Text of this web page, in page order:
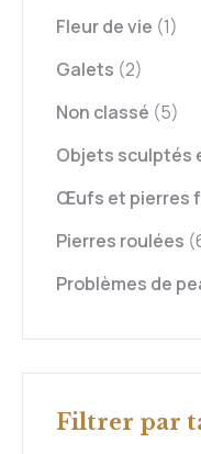
Fleur de vie (1)
Galets (2)
Non classé (5)
Objets sculptés
Œufs et pierres
Pierres roulées
Problèmes de
Filtrer par